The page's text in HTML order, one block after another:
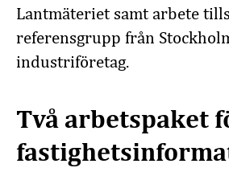
Lantmäteriet samt arbete
referensgrupp från
industriföretag.
Två arbetspaket